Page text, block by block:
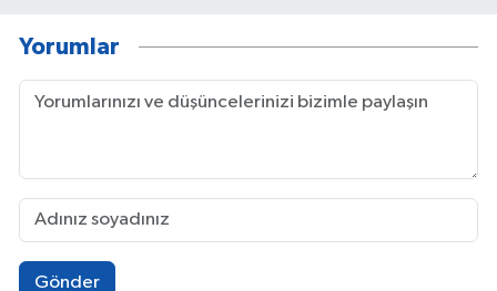
Yorumlar
Gönder